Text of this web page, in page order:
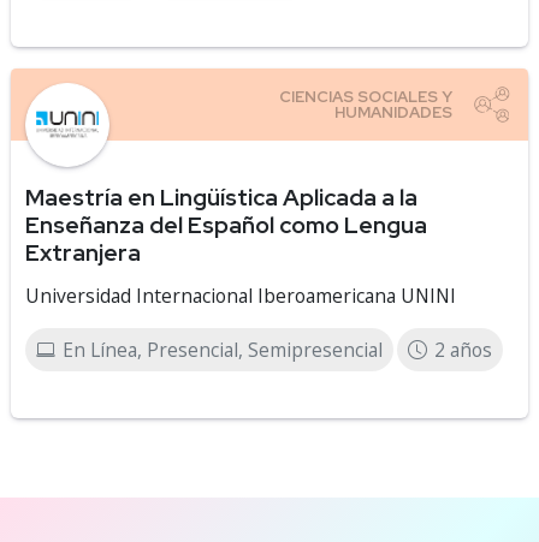
Maestría en Lingüística Aplicada a la
Enseñanza del Español como Lengua
Extranjera
Universidad Internacional Iberoamericana UNINI
En Línea, Presencial, Semipresencial 2 años